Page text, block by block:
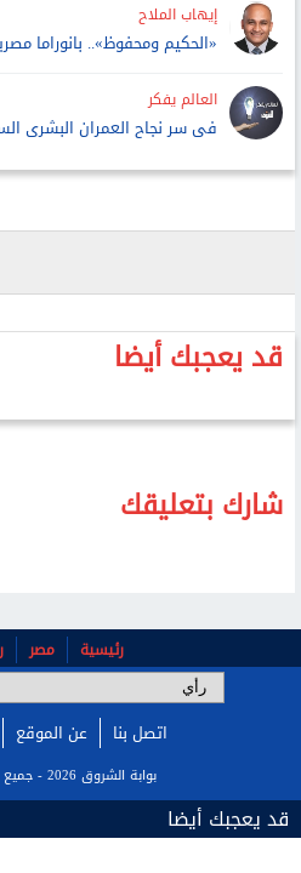
قد يعجبك أيضا
إيهاب الملاح
«الحكيم ومحفوظ».. بانوراما
العالم يفكر
فى سر نجاح العمران البشرى
قد يعجبك أيضا
شارك بتعليقك
رئيسية مصر
اتصل بنا عن الموقع
بوابة الشروق 2026 - جميع الحقوق محفوظة